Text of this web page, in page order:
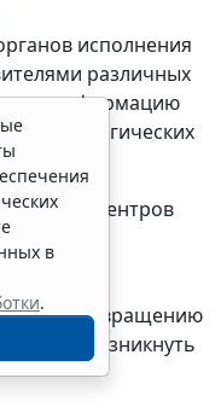
исполнения
различных
информацию
психологических
центров
должны
по предотвращению
могут возникнуть
в
.